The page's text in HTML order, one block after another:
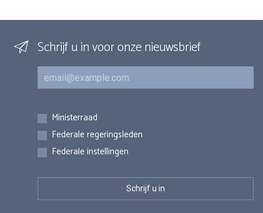
Schrijf u in voor onze nieuwsbrief
E-mail
Inschrijvingen
Ministerraad
Federale regeringsleden
Federale instellingen